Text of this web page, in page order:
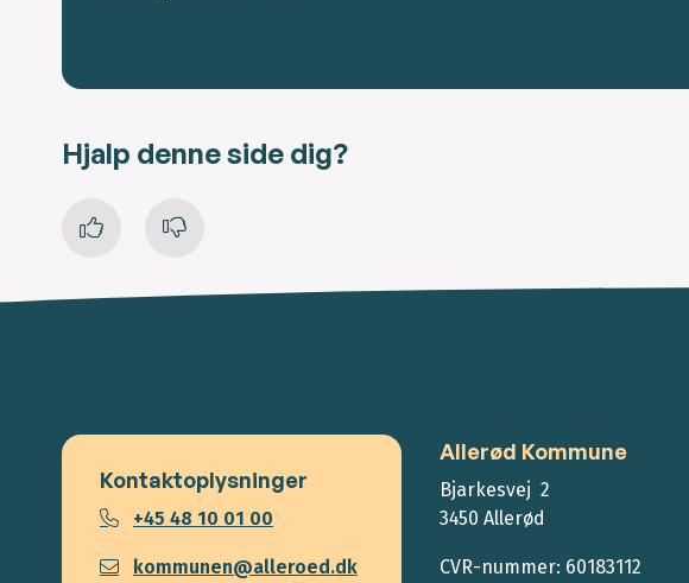
Hjalp denne side dig?
Kontaktoplysninger
+45 48 10 01 00
kommunen@alleroed.dk
Allerød Kommune
Bjarkesvej 2
3450 Allerød
CVR-nummer: 60183112